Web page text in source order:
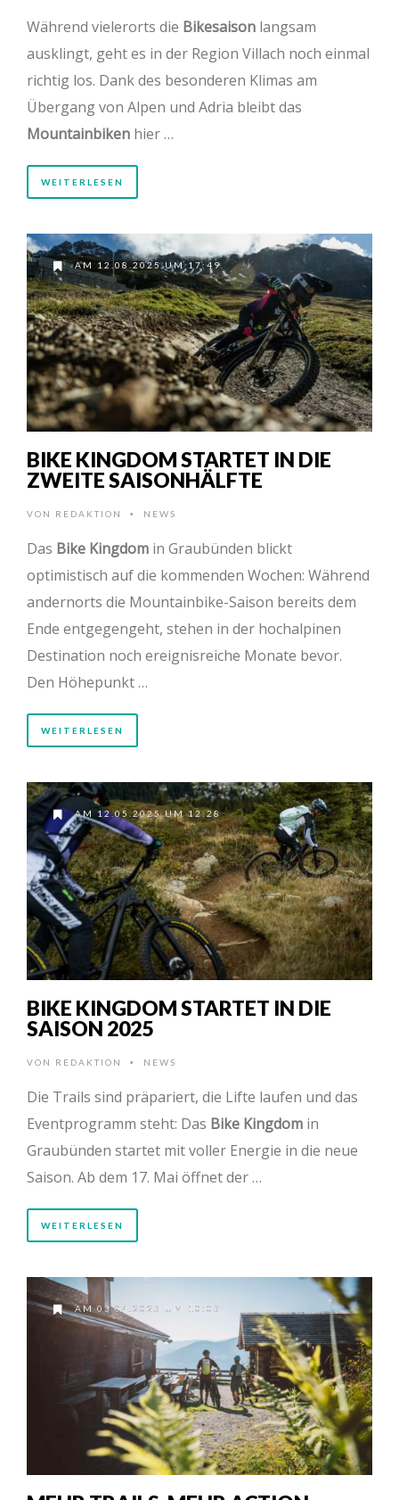
Während vielerorts die Bikesaison langsam
ausklingt, geht es in der Region Villach noch einmal
richtig los. Dank des besonderen Klimas am
Übergang von Alpen und Adria bleibt das
Mountainbiken hier …
WEITERLESEN
AM 12.08.2025 UM 17:49
BIKE KINGDOM STARTET IN DIE
ZWEITE SAISONHÄLFTE
VON REDAKTION • NEWS
Das Bike Kingdom in Graubünden blickt
optimistisch auf die kommenden Wochen: Während
andernorts die Mountainbike-Saison bereits dem
Ende entgegengeht, stehen in der hochalpinen
Destination noch ereignisreiche Monate bevor.
Den Höhepunkt …
WEITERLESEN
AM 12.05.2025 UM 12:28
BIKE KINGDOM STARTET IN DIE
SAISON 2025
VON REDAKTION • NEWS
Die Trails sind präpariert, die Lifte laufen und das
Eventprogramm steht: Das Bike Kingdom in
Graubünden startet mit voller Energie in die neue
Saison. Ab dem 17. Mai öffnet der …
WEITERLESEN
AM 03.04.2025 UM 10:05